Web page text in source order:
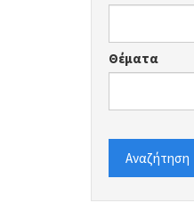
Θέματα
Αναζήτηση